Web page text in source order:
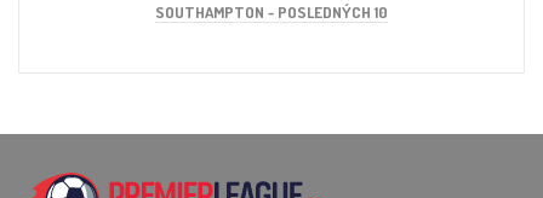
SOUTHAMPTON - POSLEDNÝCH 10